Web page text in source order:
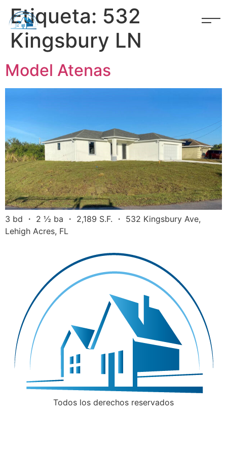
Etiqueta: 532
Kingsbury LN
Model Atenas
3 bd ・ 2 ½ ba ・ 2,189 S.F. ・ 532 Kingsbury Ave,
Lehigh Acres, FL
Todos los derechos reservados